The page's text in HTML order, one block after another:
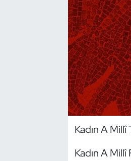
Kadın A Millî
Kadın A Millî
Dans Sporları
Dövüş Sanatı